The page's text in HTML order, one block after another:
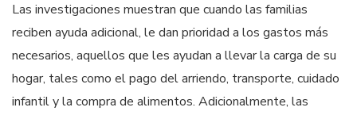
Las investigaciones muestran que cuando las familias
reciben ayuda adicional, le dan prioridad a los gastos más
necesarios, aquellos que les ayudan a llevar la carga de su
hogar, tales como el pago del arriendo, transporte, cuidado
infantil y la compra de alimentos. Adicionalmente, las